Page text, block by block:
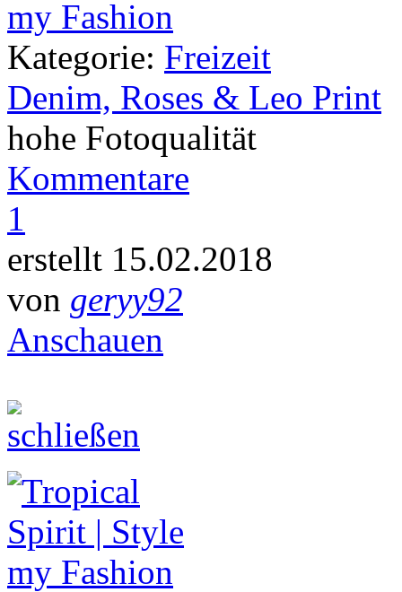
Kategorie: Freizeit
Denim, Roses & Leo Print
hohe Fotoqualität
Kommentare
1
erstellt 15.02.2018
von geryy92
Anschauen